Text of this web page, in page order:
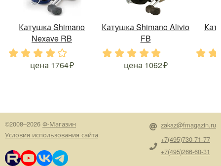
Катушка Shimano
Nexave RB
. . .
цена 1764
Катушка Shimano Alivio
FB
. . .
цена 1062
©2008–2026 Ф-Магазин
Условия использования сайта
zakaz@fmagazin.ru
+7(495)730-71-77
+7(495)266-60-31